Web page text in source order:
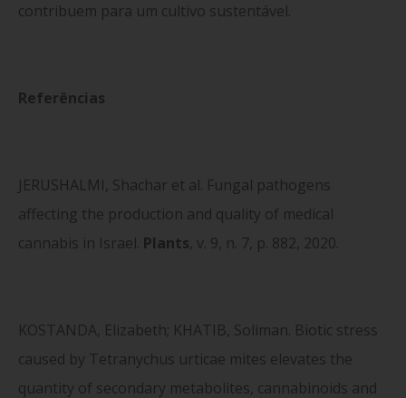
contribuem para um cultivo sustentável.
Referências
JERUSHALMI, Shachar et al. Fungal pathogens
affecting the production and quality of medical
cannabis in Israel. Plants , v. 9, n. 7, p. 882, 2020.
KOSTANDA, Elizabeth; KHATIB, Soliman. Biotic stress
caused by Tetranychus urticae mites elevates the
quantity of secondary metabolites, cannabinoids and